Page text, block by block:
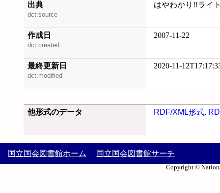
出典
dct:source
はやわかり!!ライ
作成日
dct:created
2007-11-22
最終更新日
dct:modified
2020-11-
他形式のデータ RDF/XML形式,
国立国会図書館ホーム 国立国会図書館サーチ
Copyright ©